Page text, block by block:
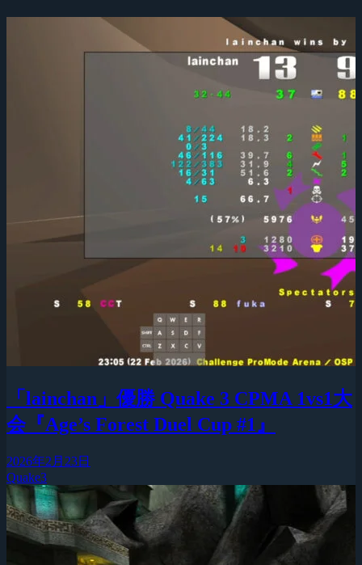
「lainchan」優勝 Quake 3 CPMA 1vs1大
会『Age’s Forest Duel Cup #1』
2026年2月23日
Quake3